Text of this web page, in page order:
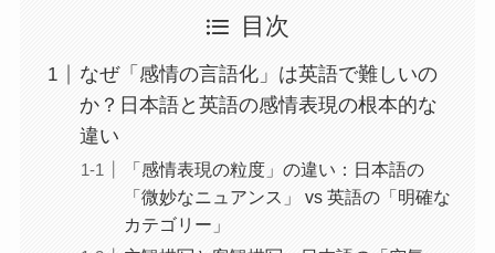
目次
なぜ「感情の言語化」は英語で難しいの
か？日本語と英語の感情表現の根本的な
違い
「感情表現の粒度」の違い：日本語の
「微妙なニュアンス」 vs 英語の「明確な
カテゴリー」